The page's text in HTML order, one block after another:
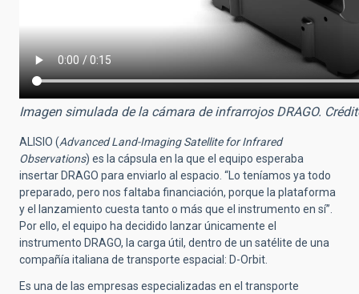
Imagen simulada de la cámara de infrarrojos DRAGO.
ALISIO (Advanced Land-Imaging Satellite for Infrared
Observations) es la cápsula en la que el equipo esperaba
insertar DRAGO para enviarlo al espacio. “Lo teníamos ya todo
preparado, pero nos faltaba financiación, porque la plataforma
y el lanzamiento cuesta tanto o más que el instrumento en sí”.
Por ello, el equipo ha decidido lanzar únicamente el
instrumento DRAGO, la carga útil, dentro de un satélite de una
compañía italiana de transporte espacial: D-Orbit.
Es una de las empresas especializadas en el transporte